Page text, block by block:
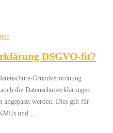
DSGVO-fit?
Grundverordnung
die Datenschutzerklärungen
angepasst werden. Dies gilt für
und …